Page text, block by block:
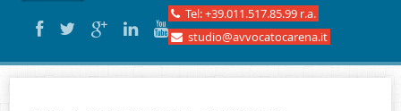
Tel: +39.011.517.85.99 r.a.
studio@avvocatocarena.it